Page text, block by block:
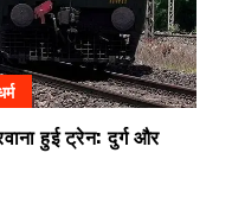
हुई ट्रेन: दुर्ग और